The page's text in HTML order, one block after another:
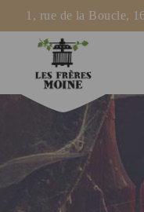
1, rue de la Boucle,